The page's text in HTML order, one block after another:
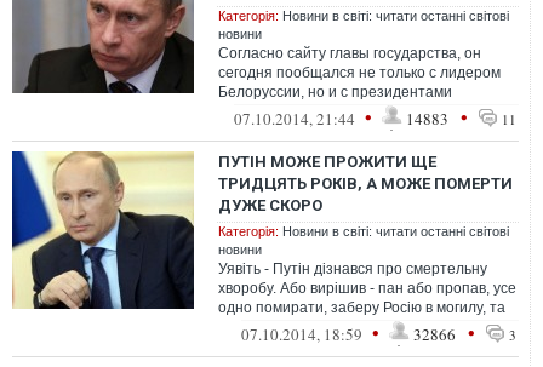
Категорія: Новини в світі: читати останні світові
новини
Согласно сайту главы государства, он
сегодня пообщался не только с лидером
Белоруссии, но и с президентами
Казахстана и Азербайджана Нурсултаном
07.10.2014, 21:44 • 14883 • 11
ПУТІН МОЖЕ ПРОЖИТИ ЩЕ
ТРИДЦЯТЬ РОКІВ, А МОЖЕ ПОМЕРТИ
ДУЖЕ СКОРО
Категорія: Новини в світі: читати останні світові
новини
Уявіть - Путін дізнався про смертельну
хворобу. Або вирішив - пан або пропав, усе
одно помирати, заберу Росію в могилу, та
лиш після України. Не маючи...
07.10.2014, 18:59 • 32866 • 3